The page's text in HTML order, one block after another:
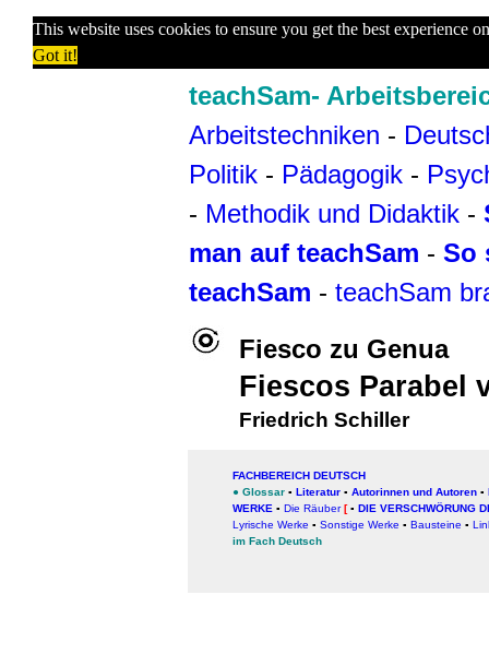
This website uses cookies to ensure you get the best experience
Got it!
teachSam-
Arbeitstechniken -
Politik - Pädagogik -
- Methodik und Didaktik -
man auf teachSam - So
teachSam - teachSam
Fiesco zu Genua
Fiescos Parabel
Friedrich Schiller
FACHBEREICH DEUTSCH
● Glossar ▪ Literatur ▪ Autorinnen und Autoren ▪
WERKE ▪ Die Räuber[ ▪ DIE VERSCHWÖRUNG
Lyrische Werke ▪ Sonstige Werke ▪ Bausteine ▪
im Fach Deutsch